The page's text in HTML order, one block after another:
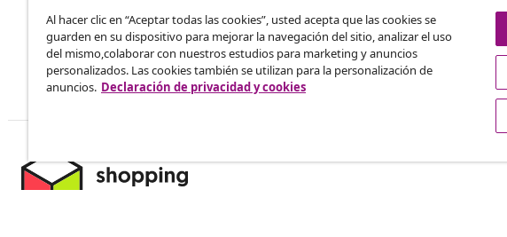
Al hacer clic en “Aceptar todas las cookies”, usted acepta que las cookies se
guarden en su dispositivo para mejorar la navegación del sitio, analizar el uso
del mismo,colaborar con nuestros estudios para marketing y anuncios
personalizados. Las cookies también se utilizan para la personalización de
anuncios. Declaración de privacidad y cookies